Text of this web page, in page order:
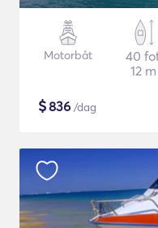
Motorbåt
40
12 m
$836 /dag